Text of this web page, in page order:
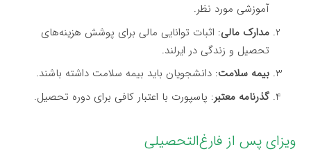
آموزشی مورد نظر.
مدارک مالی: اثبات توانایی مالی برای پوشش هزینه‌های
تحصیل و زندگی در ایرلند.
بیمه سلامت: دانشجویان باید بیمه سلامت داشته باشند.
گذرنامه معتبر: پاسپورت با اعتبار کافی برای دوره تحصیل.
ویزای پس از فارغ‌التحصیلی